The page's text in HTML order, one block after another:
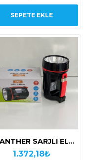
SEPETE EKLE
SARJLI EL
FENERİ 10W
1.372,18₺